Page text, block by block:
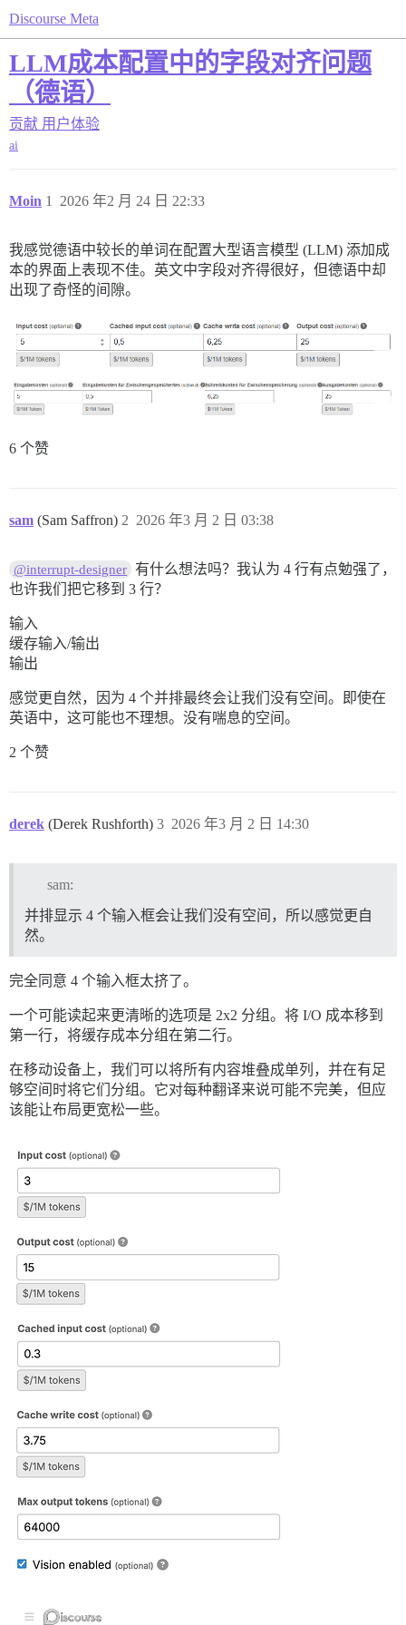
Discourse Meta
LLM成本配置中的字段对齐问题
（德语）
贡献 用户体验
ai
Moin 2026 年2 月 24 日 22:33
1
我感觉德语中较长的单词在配置大型语言模型 (LLM) 添加成
本的界面上表现不佳。英文中字段对齐得很好，但德语中却
出现了奇怪的间隙。
6 个赞
sam (Sam Saffron) 2026 年3 月 2 日 03:38
2
@interrupt-designer 有什么想法吗？我认为 4 行有点勉强了，
也许我们把它移到 3 行？
输入
缓存输入/输出
输出
感觉更自然，因为 4 个并排最终会让我们没有空间。即使在
英语中，这可能也不理想。没有喘息的空间。
2 个赞
derek (Derek Rushforth) 2026 年3 月 2 日 14:30
3
sam:
并排显示 4 个输入框会让我们没有空间，所以感觉更自
然。
完全同意 4 个输入框太挤了。
一个可能读起来更清晰的选项是 2x2 分组。将 I/O 成本移到
第一行，将缓存成本分组在第二行。
在移动设备上，我们可以将所有内容堆叠成单列，并在有足
够空间时将它们分组。它对每种翻译来说可能不完美，但应
该能让布局更宽松一些。